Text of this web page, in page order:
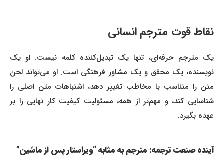
نقاط قوت مترجم انسانی
یک مترجم حرفه‌ای، تنها یک تبدیل‌کننده کلمه نیست. او یک
نویسنده، یک محقق و یک مشاور فرهنگی است. او می‌تواند لحن
متن را متناسب با مخاطب تغییر دهد، اشتباهات متن اصلی را
شناسایی کند، و مهم‌تر از همه، مسئولیت کیفیت کار نهایی را بر
عهده بگیرد.
آینده صنعت ترجمه: مترجم به مثابه “ویراستار پس از ماشین”